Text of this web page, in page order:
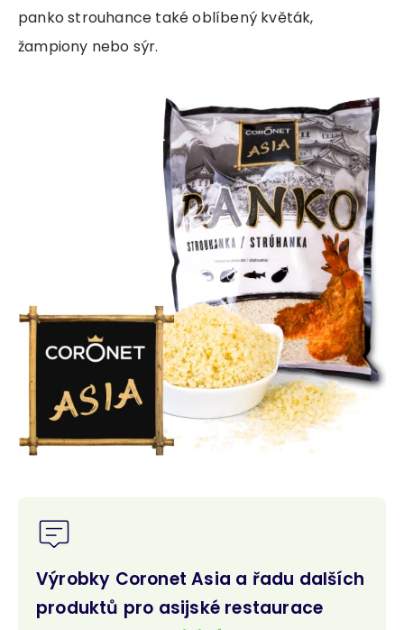
panko strouhance také oblíbený květák,
žampiony nebo sýr.
Výrobky Coronet Asia a řadu dalších
produktů pro asijské restaurace